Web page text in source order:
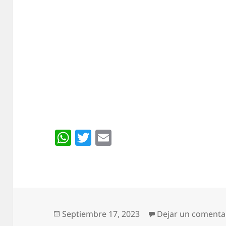
W
p
T
Publicado
Septiembre 17, 2023 Dejar un